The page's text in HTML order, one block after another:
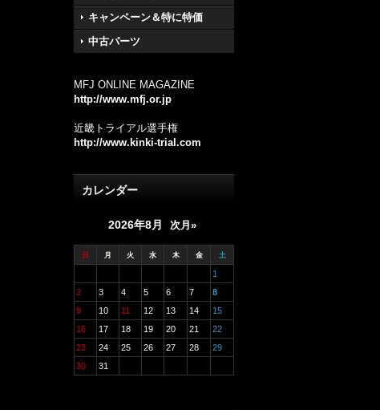
キャンペーン＆特に特価
中古パーツ
MFJ ONLINE MAGAZINE
http://www.mfj.or.jp
近畿トライアル選手権
http://www.kinki-trial.com
カレンダー
2026年8月 次月»
日 月 火 水 木 金 土
1
2
3 4 5 6 7
8
9
10 11 12 13 14
15
16
17 18 19 20 21
22
23
24 25 26 27 28
29
30
31